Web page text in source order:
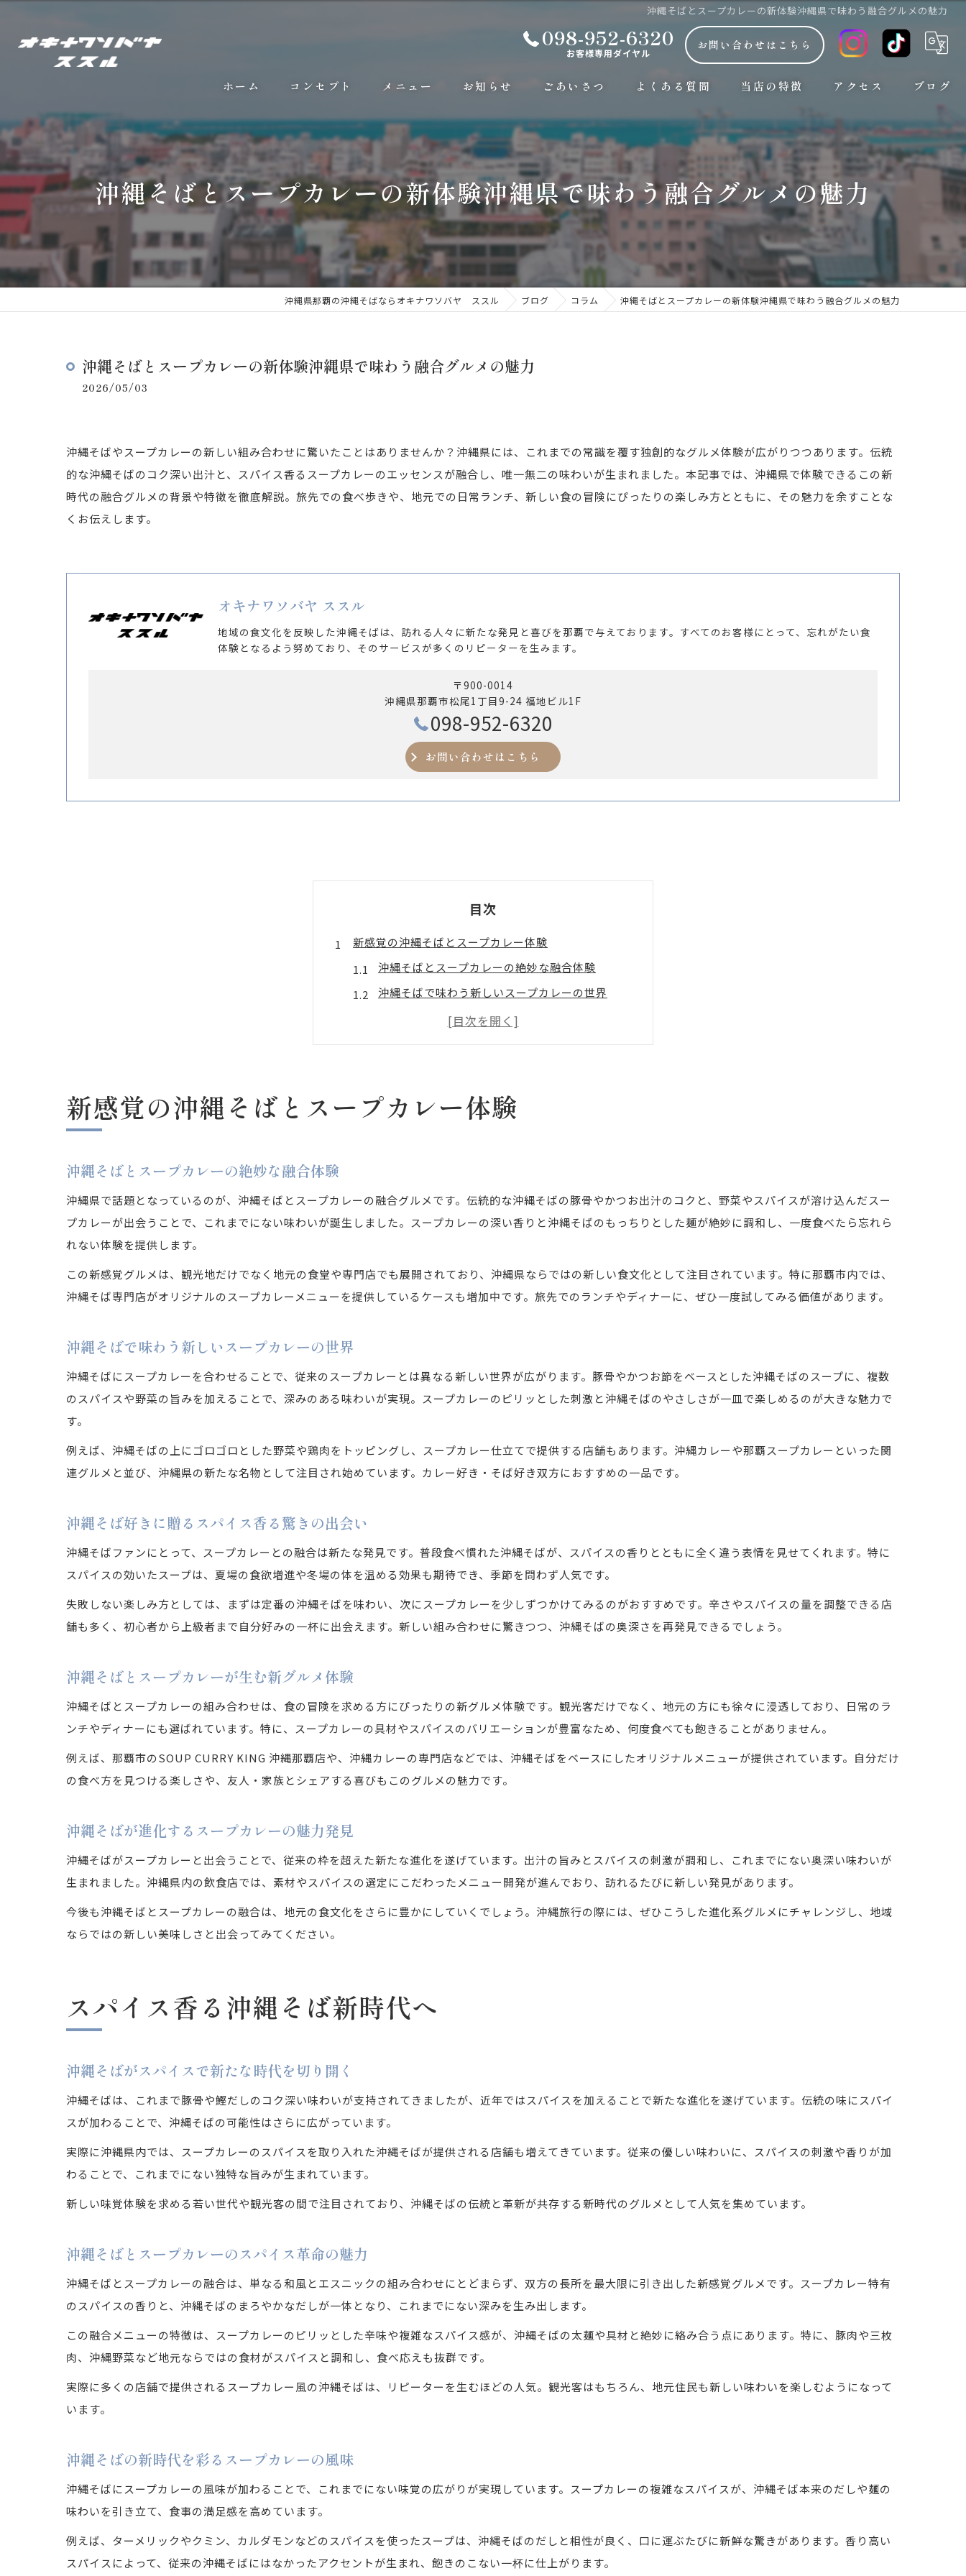
沖縄そばとスープカレーの新体験沖縄県で味わう融合グルメの魅力
098-952-6320
お客様専用ダイヤル
お問い合わせはこちら
ホーム コンセプト メニュー お知らせ ごあいさつ よくある質問 当店の特徴
朝7時から
観光
ランチ
お手頃な安い価格
おしゃれ
アクセス ブログ
コラム
沖縄そばとスープカレーの新体験沖縄県で味わう融合グルメの魅力
沖縄県那覇の沖縄そばならオキナワソバヤ ススル ブログ コラム 沖縄そばとスープカレーの新体験沖縄県で味わう融合グルメの魅力
沖縄そばとスープカレーの新体験沖縄県で味わう融合グルメの魅力
2026/05/03
沖縄そばやスープカレーの新しい組み合わせに驚いたことはありませんか？沖縄県には、これまでの常識を覆す独創的なグルメ体験が広がりつつあります。伝統
的な沖縄そばのコク深い出汁と、スパイス香るスープカレーのエッセンスが融合し、唯一無二の味わいが生まれました。本記事では、沖縄県で体験できるこの新
時代の融合グルメの背景や特徴を徹底解説。旅先での食べ歩きや、地元での日常ランチ、新しい食の冒険にぴったりの楽しみ方とともに、その魅力を余すことな
くお伝えします。
オキナワソバヤ ススル
地域の食文化を反映した沖縄そばは、訪れる人々に新たな発見と喜びを那覇で与えております。すべてのお客様にとって、忘れがたい食
体験となるよう努めており、そのサービスが多くのリピーターを生みます。
〒900-0014
沖縄県那覇市松尾1丁目9-24 福地ビル1F
098-952-6320
お問い合わせはこちら
目次
新感覚の沖縄そばとスープカレー体験
沖縄そばとスープカレーの絶妙な融合体験
沖縄そばで味わう新しいスープカレーの世界
沖縄そば好きに贈るスパイス香る驚きの出会い
沖縄そばとスープカレーが生む新グルメ体験
スパイス香る沖縄そば新時代へ
沖縄そばがスパイスで新たな時代を切り開く
沖縄そばの香りとスパイスが出会う新しい味覚
沖縄そばとスパイスの融合で感じる新食感
沖縄そばとカレーの融合で生まれる深いコク
沖縄そばがカレーと出会い新しい美味しさに
沖縄そばファン必見のカレー融合アレンジ術
沖縄で発見するスープカレー風そばの美味しさ
沖縄そばがスープカレーになる驚きの美味しさ
沖縄そばに広がるスープカレー風アレンジ特集
伝統の沖縄そばが生んだ驚きのカレーアレンジ
伝統の沖縄そばがカレーで新しい味を創出
沖縄そばのカレーアレンジで広がる美味しさ
沖縄そば伝統の味わいとカレーの融合事例
旅先で出会う沖縄そばとスープカレーの新発見
沖縄そばとスープカレーが旅の楽しみを広げる
新感覚の沖縄そばとスープカレー体験
沖縄そばとスープカレーの絶妙な融合体験
沖縄県で話題となっているのが、沖縄そばとスープカレーの融合グルメです。伝統的な沖縄そばの豚骨やかつお出汁のコクと、野菜やスパイスが溶け込んだスー
プカレーが出会うことで、これまでにない味わいが誕生しました。スープカレーの深い香りと沖縄そばのもっちりとした麺が絶妙に調和し、一度食べたら忘れら
れない体験を提供します。
この新感覚グルメは、観光地だけでなく地元の食堂や専門店でも展開されており、沖縄県ならではの新しい食文化として注目されています。特に那覇市内では、
沖縄そば専門店がオリジナルのスープカレーメニューを提供しているケースも増加中です。旅先でのランチやディナーに、ぜひ一度試してみる価値があります。
沖縄そばで味わう新しいスープカレーの世界
沖縄そばにスープカレーを合わせることで、従来のスープカレーとは異なる新しい世界が広がります。豚骨やかつお節をベースとした沖縄そばのスープに、複数
のスパイスや野菜の旨みを加えることで、深みのある味わいが実現。スープカレーのピリッとした刺激と沖縄そばのやさしさが一皿で楽しめるのが大きな魅力で
す。
例えば、沖縄そばの上にゴロゴロとした野菜や鶏肉をトッピングし、スープカレー仕立てで提供する店舗もあります。沖縄カレーや那覇スープカレーといった関
連グルメと並び、沖縄県の新たな名物として注目され始めています。カレー好き・そば好き双方におすすめの一品です。
沖縄そば好きに贈るスパイス香る驚きの出会い
沖縄そばファンにとって、スープカレーとの融合は新たな発見です。普段食べ慣れた沖縄そばが、スパイスの香りとともに全く違う表情を見せてくれます。特に
スパイスの効いたスープは、夏場の食欲増進や冬場の体を温める効果も期待でき、季節を問わず人気です。
失敗しない楽しみ方としては、まずは定番の沖縄そばを味わい、次にスープカレーを少しずつかけてみるのがおすすめです。辛さやスパイスの量を調整できる店
舗も多く、初心者から上級者まで自分好みの一杯に出会えます。新しい組み合わせに驚きつつ、沖縄そばの奥深さを再発見できるでしょう。
沖縄そばとスープカレーが生む新グルメ体験
沖縄そばとスープカレーの組み合わせは、食の冒険を求める方にぴったりの新グルメ体験です。観光客だけでなく、地元の方にも徐々に浸透しており、日常のラ
ンチやディナーにも選ばれています。特に、スープカレーの具材やスパイスのバリエーションが豊富なため、何度食べても飽きることがありません。
例えば、那覇市のSOUP CURRY KING 沖縄那覇店や、沖縄カレーの専門店などでは、沖縄そばをベースにしたオリジナルメニューが提供されています。自分だけ
の食べ方を見つける楽しさや、友人・家族とシェアする喜びもこのグルメの魅力です。
沖縄そばが進化するスープカレーの魅力発見
沖縄そばがスープカレーと出会うことで、従来の枠を超えた新たな進化を遂げています。出汁の旨みとスパイスの刺激が調和し、これまでにない奥深い味わいが
生まれました。沖縄県内の飲食店では、素材やスパイスの選定にこだわったメニュー開発が進んでおり、訪れるたびに新しい発見があります。
今後も沖縄そばとスープカレーの融合は、地元の食文化をさらに豊かにしていくでしょう。沖縄旅行の際には、ぜひこうした進化系グルメにチャレンジし、地域
ならではの新しい美味しさと出会ってみてください。
スパイス香る沖縄そば新時代へ
沖縄そばがスパイスで新たな時代を切り開く
沖縄そばは、これまで豚骨や鰹だしのコク深い味わいが支持されてきましたが、近年ではスパイスを加えることで新たな進化を遂げています。伝統の味にスパイ
スが加わることで、沖縄そばの可能性はさらに広がっています。
実際に沖縄県内では、スープカレーのスパイスを取り入れた沖縄そばが提供される店舗も増えてきています。従来の優しい味わいに、スパイスの刺激や香りが加
わることで、これまでにない独特な旨みが生まれています。
新しい味覚体験を求める若い世代や観光客の間で注目されており、沖縄そばの伝統と革新が共存する新時代のグルメとして人気を集めています。
沖縄そばとスープカレーのスパイス革命の魅力
沖縄そばとスープカレーの融合は、単なる和風とエスニックの組み合わせにとどまらず、双方の長所を最大限に引き出した新感覚グルメです。スープカレー特有
のスパイスの香りと、沖縄そばのまろやかなだしが一体となり、これまでにない深みを生み出します。
この融合メニューの特徴は、スープカレーのピリッとした辛味や複雑なスパイス感が、沖縄そばの太麺や具材と絶妙に絡み合う点にあります。特に、豚肉や三枚
肉、沖縄野菜など地元ならではの食材がスパイスと調和し、食べ応えも抜群です。
実際に多くの店舗で提供されるスープカレー風の沖縄そばは、リピーターを生むほどの人気。観光客はもちろん、地元住民も新しい味わいを楽しむようになって
います。
沖縄そばの新時代を彩るスープカレーの風味
沖縄そばにスープカレーの風味が加わることで、これまでにない味覚の広がりが実現しています。スープカレーの複雑なスパイスが、沖縄そば本来のだしや麺の
味わいを引き立て、食事の満足感を高めています。
例えば、ターメリックやクミン、カルダモンなどのスパイスを使ったスープは、沖縄そばのだしと相性が良く、口に運ぶたびに新鮮な驚きがあります。香り高い
スパイスによって、従来の沖縄そばにはなかったアクセントが生まれ、飽きのこない一杯に仕上がります。